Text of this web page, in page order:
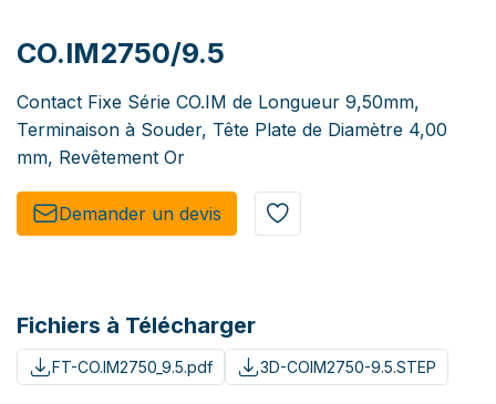
CO.IM2750/9.5
Contact Fixe Série CO.IM de Longueur 9,50mm,
Terminaison à Souder, Tête Plate de Diamètre 4,00
mm, Revêtement Or
Demander un de​​vis​​
Fichiers à Télécharger
FT-CO.IM2750_9.5.pdf 3D-COIM2750-9.5.STEP